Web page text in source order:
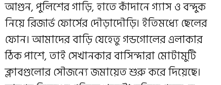
আগুন, পুলিশের গাড়ি, হাতে কাঁদানে গ্যাস ও বন্দুক
নিয়ে রিজার্ভ ফোর্সের দৌড়াদৌড়ি। ইতিমধ্যে ছেলের
ফোন। আমাদের বাড়ি যেহেতু গন্ডগোলের এলাকার
ঠিক পাশে, তাই সেখানকার বাসিন্দারা মোটামুটি
ক্লাবগুলোর সৌজন্যে জমায়েত শুরু করে দিয়েছে।